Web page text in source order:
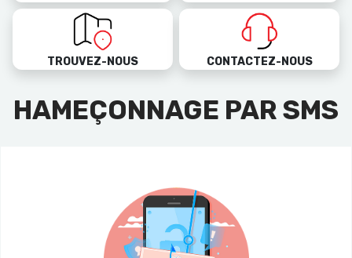
TROUVEZ-NOUS CONTACTEZ-NOUS
HAMEÇONNAGE PAR SMS